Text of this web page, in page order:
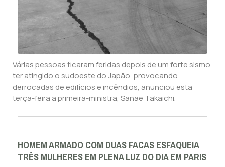
Várias pessoas ficaram feridas depois de um forte sismo
ter atingido o sudoeste do Japão, provocando
derrocadas de edifícios e incêndios, anunciou esta
terça-feira a primeira-ministra, Sanae Takaichi.
HOMEM ARMADO COM DUAS FACAS ESFAQUEIA
TRÊS MULHERES EM PLENA LUZ DO DIA EM PARIS